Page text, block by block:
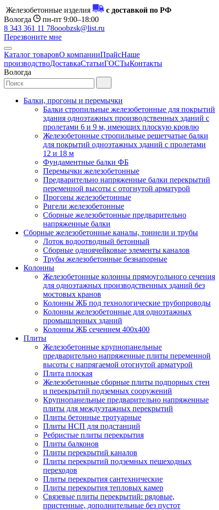
Железобетонные изделия
с доставкой по РФ
Вологда
пн-пт 9:00–18:00
8 343 361 11 78ooobzsk@list.ru
Перезвоните мне
Каталог товаровО компанииПрайсНаше
производствоДоставкаСтатьиГОСТыКонтакты
Вологда
Балки, прогоны и перемычки
Балки стропильные железобетонные для покрытий
здания одноэтажных производственных зданий с
пролетами 6 и 9 м, имеющих плоскую кровлю
Железобетонные стропильные решетчатые балки
для покрытий одноэтажных зданий с пролетами
12 и 18 м
Фундаментные балки ФБ
Перемычки железобетонные
Предварительно напряженные балки перекрытий
переменной высоты с отогнутой арматурой
Прогоны железобетонные
Ригели железобетонные
Сборные железобетонные предварительно
напряженные балки
Сборные железобетонные каналы, тоннели и трубы
Лоток водоотводный бетонный
Сборные одноячейковые элементы каналов
Трубы железобетонные безнапорные
Колонны
Железобетонные колонны прямоугольного сечения
для одноэтажных производственных зданий без
мостовых кранов
Колонны ЖБ под технологические трубопроводы
Колонны железобетонные для одноэтажных
промышленных зданий
Колонны ЖБ сечением 400х400
Плиты
Железобетонные крупнопанельные
предварительно напряженные плиты переменной
высоты с напрягаемой отогнутой арматурой
Плита плоская
Железобетонные сборные плиты подпорных стен
и перекрытий подземных сооружений
Крупнопанельные предварительно напряженные
плиты для междуэтажных перекрытий
Плиты бетонные тротуарные
Плиты НСП для подстанций
Ребристые плиты перекрытия
Плиты балконов
Плиты перекрытий каналов
Плиты перекрытий подземных пешеходных
переходов
Плиты перекрытия сантехнические
Плиты перекрытия тепловых камер
Связевые плиты перекрытий: рядовые,
пристенные, дополнительные без пустот